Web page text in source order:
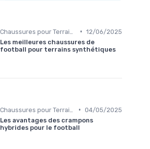
• 12/06/2025
Les meilleures chaussures de
football pour terrains synthétiques
• 04/05/2025
Les avantages des crampons
hybrides pour le football